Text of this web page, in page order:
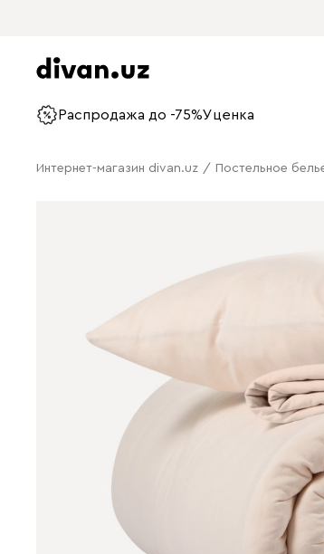
Распродажа до -75%Уценка
Интернет-магазин divan.uz / Постельное